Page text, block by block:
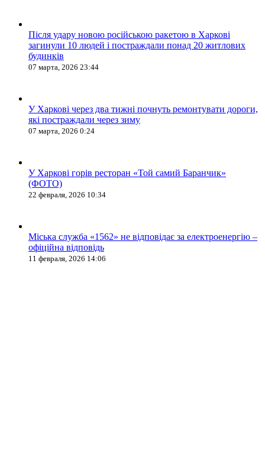
Після удару новою російською ракетою в Харкові
загинули 10 людей і постраждали понад 20 житлових
будинків
07 марта, 2026 23:44
У Харкові через два тижні почнуть ремонтувати дороги,
які постраждали через зиму
07 марта, 2026 0:24
У Харкові горів ресторан «Той самий Баранчик»
(ФОТО)
22 февраля, 2026 10:34
Міська служба «1562» не відповідає за електроенергію –
офіційна відповідь
11 февраля, 2026 14:06